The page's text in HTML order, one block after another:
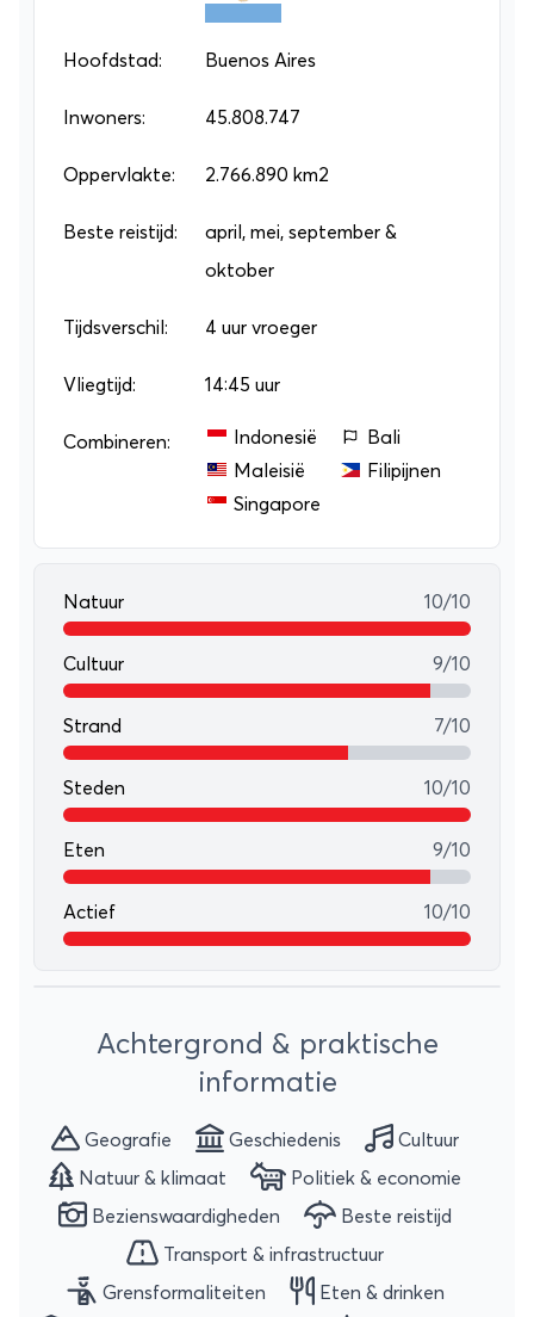
veel mensen is het subtropische Nationaal park
Iguassu het hoogtepunt van hun trip. Hier vind je
rondreisofgroepsrondreis boekt, krijg je het
Hoofdstad: Buenos Aires
Inwoners: 45.808.747
Oppervlakte: 2.766.890 km2
Beste reistijd:
april, mei, september &
oktober
Tijdsverschil: 4 uur vroeger
Vliegtijd: 14:45 uur
Combineren: Indonesië
Bali
Maleisië
Filipijnen
Singapore
Natuur 10/10
Cultuur 9/10
Strand 7/10
Steden 10/10
Eten 9/10
Actief 10/10
Achtergrond & praktische
informatie
Geografie Geschiedenis
Cultuur
Natuur & klimaat
Politiek & economie
Bezienswaardigheden
Beste reistijd
Transport & infrastructuur
Grensformaliteiten
Eten & drinken